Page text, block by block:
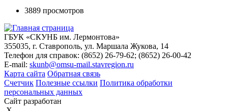
3889 просмотров
ГБУК «СКУНБ им. Лермонтова»
355035, г. Ставрополь, ул. Маршала Жукова, 14
Телефон для справок: (8652) 26-79-62; (8652) 26-00-42
E-mail: skunb@omsu-mail.stavregion.ru
Карта сайта Обратная связь
Счетчик Полезные ссылки Политика обработки
персональных данных
Сайт разработан